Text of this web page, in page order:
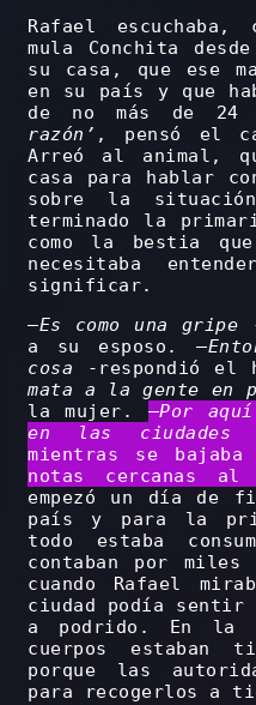
Rafael escuchaba,
mula Conchita
su casa, que ese
en su país y que
de no más de 24
razón’ , pensó el
Arreó al animal,
casa para hablar
sobre la
terminado la
como la bestia
necesitaba
significar.
–Es como una gripe
a su esposo. –
cosa -respondió el
mata a la gente en
la mujer. –Por
en las ciudades -
mientras se
notas cercanas
empezó un día de
país y para la
todo estaba
contaban por miles
cuando Rafael
ciudad podía sentir
a podrido. En la
cuerpos estaban
porque las
para recogerlos a